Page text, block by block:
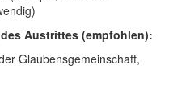
Austrittes (empfohlen):
Glaubensgemeinschaft,